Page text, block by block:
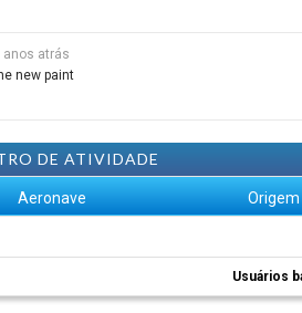
anos atrás
new paint
DE ATIVIDADE
Aeronave Origem
Usuários